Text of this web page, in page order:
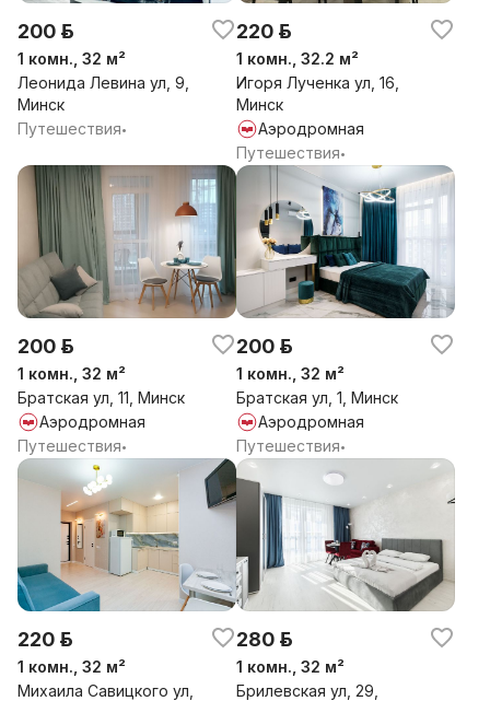
200 р.
1 комн., 32 м²
Леонида Левина ул, 9,
Минск
Путешествия•
220 р.
1 комн., 32.2 м²
Игоря Лученка ул, 16,
Минск
Аэродромная
Путешествия•
200 р.
1 комн., 32 м²
Братская ул, 11, Минск
Аэродромная
Путешествия•
200 р.
1 комн., 32 м²
Братская ул, 1, Минск
Аэродромная
Путешествия•
220 р.
1 комн., 32 м²
Михаила Савицкого ул,
280 р.
1 комн., 32 м²
Брилевская ул, 29,